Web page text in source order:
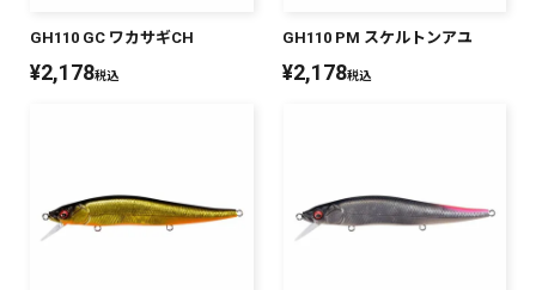
GH110 GC ワカサギCH
¥2,178税込
GH110 PM スケルトンアユ
¥2,178税込